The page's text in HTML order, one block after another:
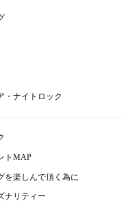
・ナイトロック
トMAP
を楽しんで頂く為に
ナリティー